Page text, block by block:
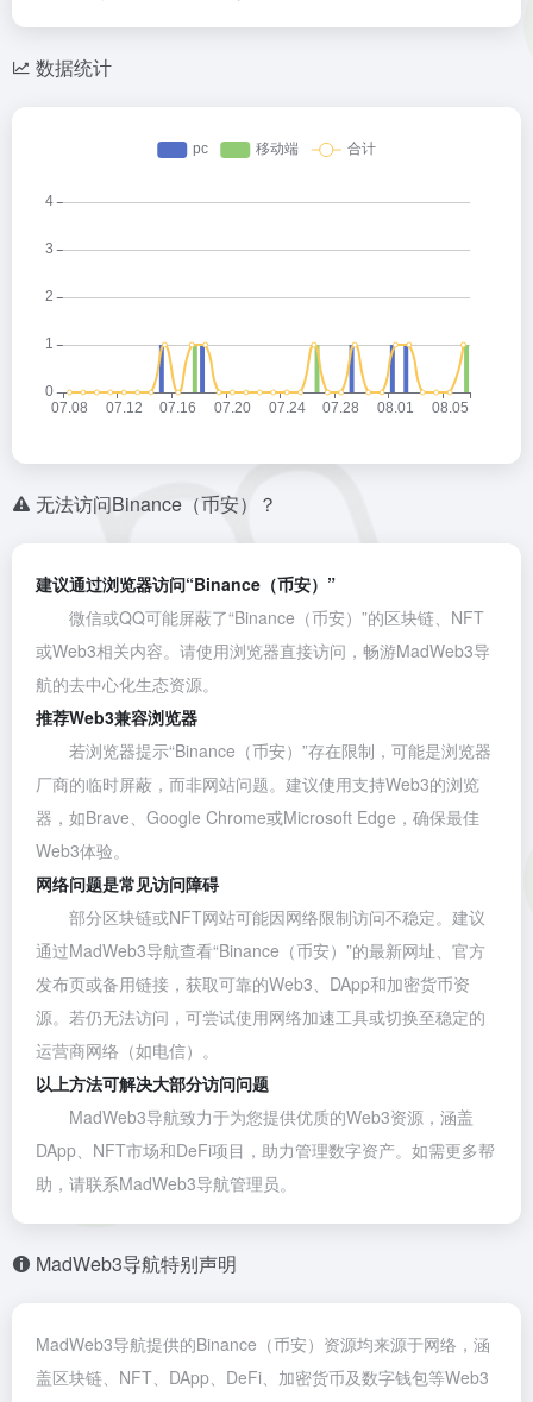
数据统计
无法访问Binance（币安）？
建议通过浏览器访问“Binance（币安）”
微信或QQ可能屏蔽了“Binance（币安）”的区块链、NFT
或Web3相关内容。请使用浏览器直接访问，畅游MadWeb3导
航的去中心化生态资源。
推荐Web3兼容浏览器
若浏览器提示“Binance（币安）”存在限制，可能是浏览器
厂商的临时屏蔽，而非网站问题。建议使用支持Web3的浏览
器，如Brave、 Google Chrome或Microsoft Edge ，确保最佳
Web3体验。
网络问题是常见访问障碍
部分区块链或NFT网站可能因网络限制访问不稳定。建议
通过MadWeb3导航查看“Binance（币安）”的最新网址、官方
发布页或备用链接，获取可靠的Web3、DApp和加密货币资
源。若仍无法访问，可尝试使用网络加速工具或切换至稳定的
运营商网络（如电信）。
以上方法可解决大部分访问问题
MadWeb3导航致力于为您提供优质的Web3资源，涵盖
DApp、NFT市场和DeFi项目，助力管理数字资产。如需更多帮
助，请联系MadWeb3导航管理员。
MadWeb3导航特别声明
MadWeb3导航提供的Binance（币安）资源均来源于网络，涵
盖区块链、NFT、DApp、DeFi、加密货币及数字钱包等Web3